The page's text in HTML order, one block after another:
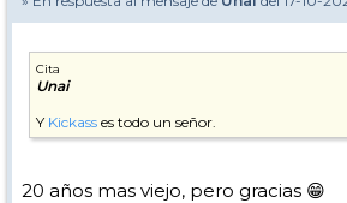
Cita
Unai
Y Kickass es todo un señor.
20 años mas viejo, pero gracias 😁